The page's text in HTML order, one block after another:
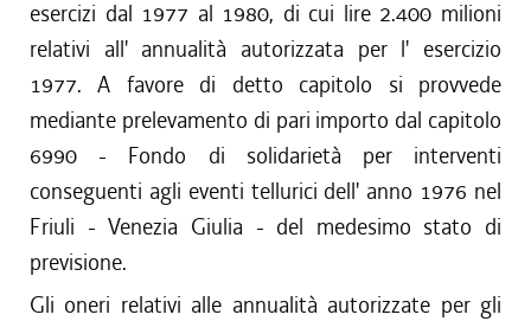
esercizi dal 1977 al 1980, di cui lire 2.400 milioni
relativi all' annualità autorizzata per l' esercizio
1977. A favore di detto capitolo si provvede
mediante prelevamento di pari importo dal capitolo
6990 - Fondo di solidarietà per interventi
conseguenti agli eventi tellurici dell' anno 1976 nel
Friuli - Venezia Giulia - del medesimo stato di
previsione.
Gli oneri relativi alle annualità autorizzate per gli